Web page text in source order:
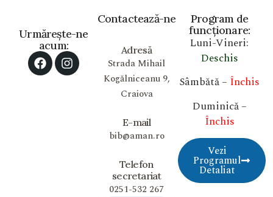
Program de
funcționare:
Luni-Vineri:
Deschis
Sâmbătă – Închis
Duminică –
Închis
Vezi
Programul
Detaliat
Contactează-ne
Adresă
Strada Mihail
Kogălniceanu 9,
Craiova
E-mail
bib@aman.ro
Telefon
secretariat
0251-532 267
Urmărește-ne
acum: